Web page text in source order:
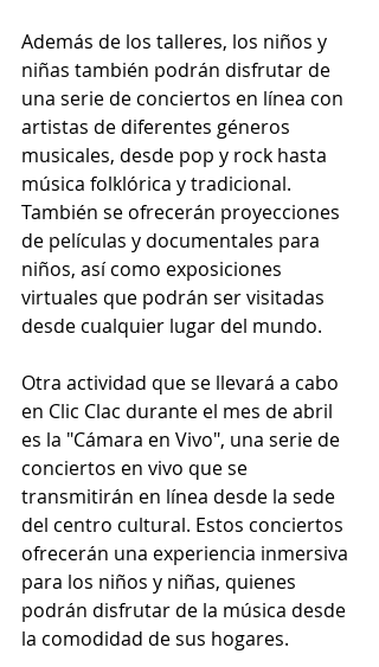
Además de los talleres, los niños y
niñas también podrán disfrutar de
una serie de conciertos en línea con
artistas de diferentes géneros
musicales, desde pop y rock hasta
música folklórica y tradicional.
También se ofrecerán proyecciones
de películas y documentales para
niños, así como exposiciones
virtuales que podrán ser visitadas
desde cualquier lugar del mundo.
Otra actividad que se llevará a cabo
en Clic Clac durante el mes de abril
es la "Cámara en Vivo", una serie de
conciertos en vivo que se
transmitirán en línea desde la sede
del centro cultural. Estos conciertos
ofrecerán una experiencia inmersiva
para los niños y niñas, quienes
podrán disfrutar de la música desde
la comodidad de sus hogares.